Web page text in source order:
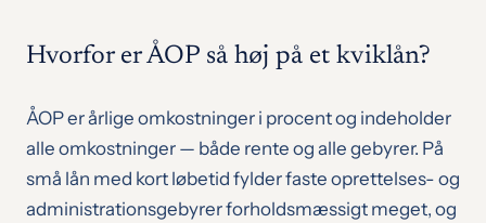
Hvorfor er ÅOP så høj på et kviklån?
ÅOP er årlige omkostninger i procent og indeholder
alle omkostninger — både rente og alle gebyrer. På
små lån med kort løbetid fylder faste oprettelses- og
administrationsgebyrer forholdsmæssigt meget, og